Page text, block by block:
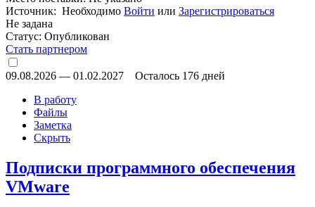
Источник: Необходимо Войти или Зарегистрироваться
Не задана
Статус: Опубликован
Стать партнером
09.08.2026 — 01.02.2027
Осталось 176 дней
В работу
Файлы
Заметка
Скрыть
Подписки программного обеспечения
VMware